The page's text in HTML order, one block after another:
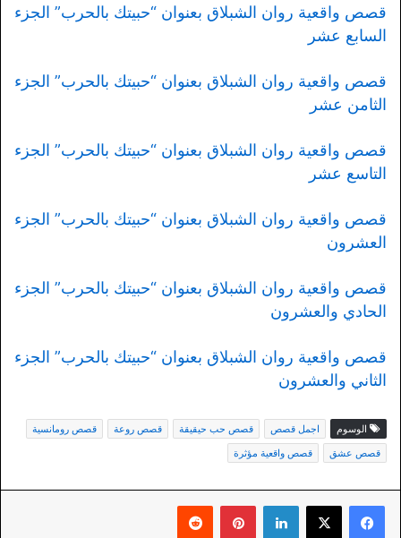
قصص واقعية روان الشبلاق بعنوان “حبيتك بالحرب” الجزء
السابع عشر
قصص واقعية روان الشبلاق بعنوان “حبيتك بالحرب” الجزء
الثامن عشر
قصص واقعية روان الشبلاق بعنوان “حبيتك بالحرب” الجزء
التاسع عشر
قصص واقعية روان الشبلاق بعنوان “حبيتك بالحرب” الجزء
العشرون
قصص واقعية روان الشبلاق بعنوان “حبيتك بالحرب” الجزء
الحادي والعشرون
قصص واقعية روان الشبلاق بعنوان “حبيتك بالحرب” الجزء
الثاني والعشرون
الوسوم اجمل قصص قصص حب حيقيقة قصص روعة
قصص رومانسية
قصص عشق
قصص واقعية مؤثرة
لينكدإن بينتيريست